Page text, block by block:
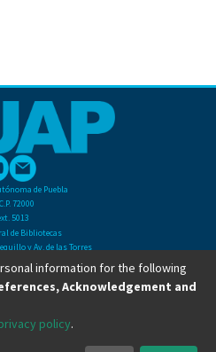
de Puebla
72000
5013
de Bibliotecas
y Av. de las Torres
Col. San Manuel
2295500 Ext 2901
information for the following
Acknowledgement and
policy.